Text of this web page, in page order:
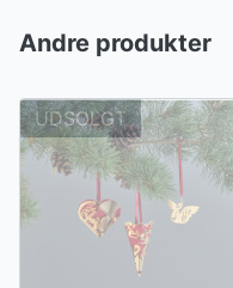
Andre produkter
UDSOLGT